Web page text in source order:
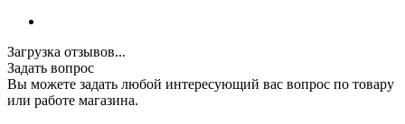
Загрузка отзывов...
Задать вопрос
Вы можете задать любой интересующий вас вопрос по товару
или работе магазина.